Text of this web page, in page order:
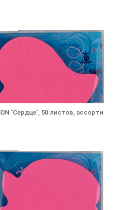
"Сердце", 50 листов, ассорти